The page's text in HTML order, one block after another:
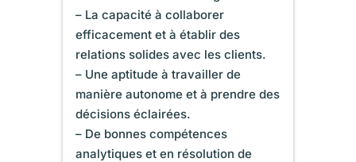
– La capacité à collaborer
efficacement et à établir des
relations solides avec les clients.
– Une aptitude à travailler de
manière autonome et à prendre des
décisions éclairées.
– De bonnes compétences
analytiques et en résolution de